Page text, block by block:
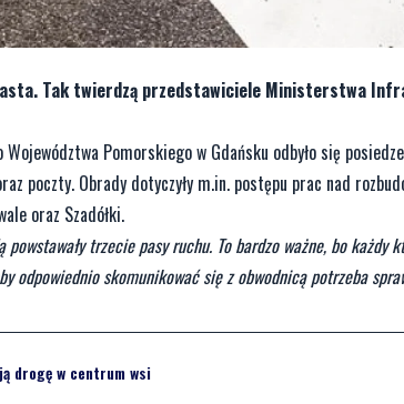
Tak twierdzą przedstawiciele Ministerstwa
Pomorskiego w Gdańsku odbyło się
poczty. Obrady dotyczyły m.in. postępu prac nad
oraz Szadółki.
trzecie pasy ruchu. To bardzo ważne, bo każdy
odpowiednio skomunikować się z obwodnicą potrzeba
drogę w centrum wsi